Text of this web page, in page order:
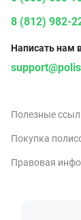
Полезные
Покупка
Правовая
8 (812) 982-
Написать нам